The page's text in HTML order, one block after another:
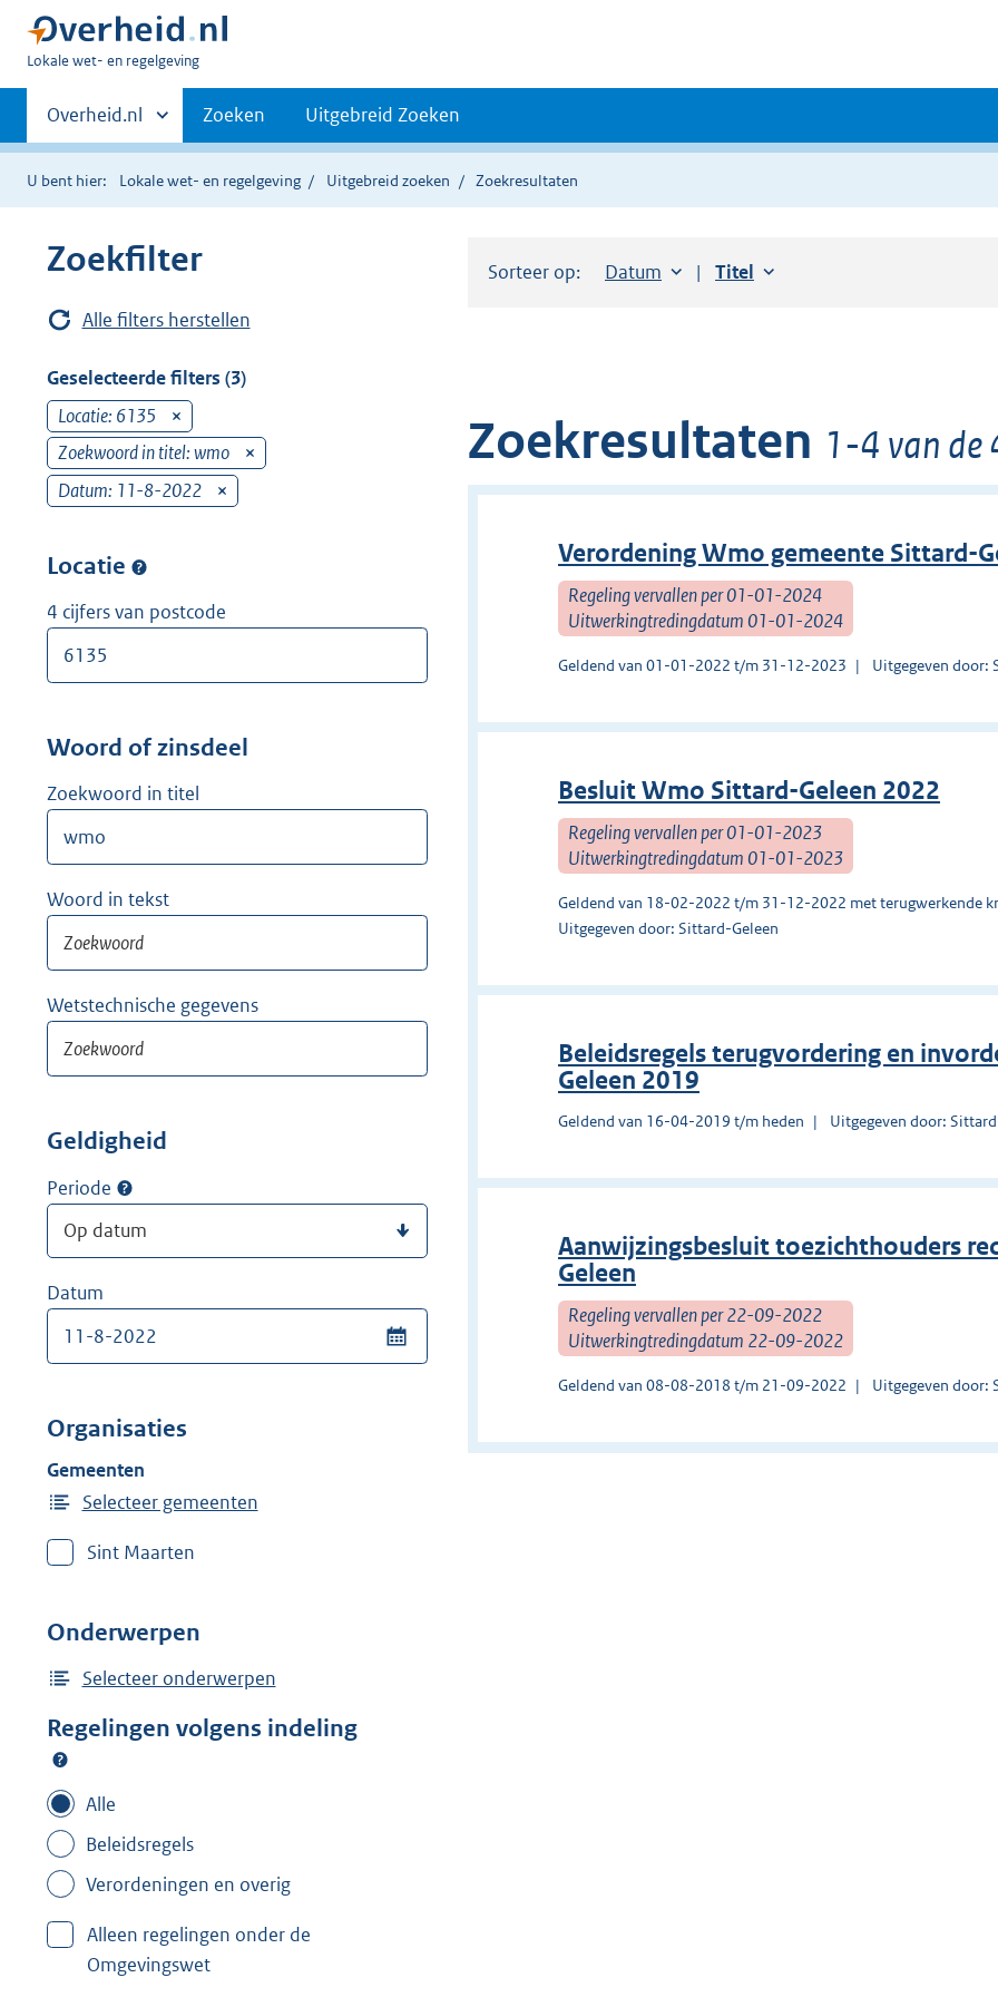
U
hier:
Lokale wet- en regelgeving
Primaire
navigatie
Andere
sites
binnen
Overheid.nl Zoeken Uitgebreid Zoeken
U bent hier: Lokale wet- en regelgeving Uitgebreid zoeken Zoekresultaten
Zoekfilter
Alle filters herstellen
Geselecteerde filters (3)
Locatie: 6135
e
r
w
e
Zoekwoord in titel: wmo
e
r
d
Datum: 11-8-2022
i
Locatie
4 cijfers van postcode
Woord of zinsdeel
Zoekwoord in titel
Woord in tekst
Wetstechnische gegevens
Geldigheid
Periode
Datum
Organisaties
Gemeenten
Selecteer gemeenten
Sint Maarten
Onderwerpen
Selecteer onderwerpen
Regelingen volgens indeling
Alle
Beleidsregels
Verordeningen en overig
Alleen regelingen onder de
Omgevingswet
Sorteer op: Sorteer op:
Datum aflopendSorteer op:
Titel oplopend
Zoekresultaten 1-4 van de
Verordening Wmo gemeente Sittard-
Regeling vervallen per 01-01-2024
Uitwerkingtredingdatum 01-01-2024
Geldend van 01-01-2022 t/m 31-12-2023 Uitgegeven door:
Besluit Wmo Sittard-Geleen 2022
Regeling vervallen per 01-01-2023
Uitwerkingtredingdatum 01-01-2023
Geldend van 18-02-2022 t/m 31-12-2022 met terugwerkende
Uitgegeven door: Sittard-Geleen
Beleidsregels terugvordering en
Geleen 2019
Geldend van 16-04-2019 t/m heden Uitgegeven door:
Aanwijzingsbesluit toezichthouders
Geleen
Regeling vervallen per 22-09-2022
Uitwerkingtredingdatum 22-09-2022
Geldend van 08-08-2018 t/m 21-09-2022 Uitgegeven door: